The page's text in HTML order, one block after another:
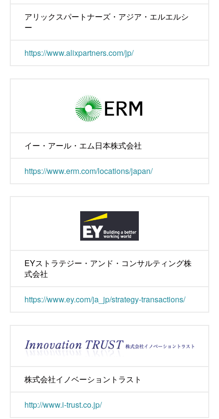
アリックスパートナーズ・アジア・エルエルシ
ー
https://www.alixpartners.com/jp/
イー・アール・エム日本株式会社
https://www.erm.com/locations/japan/
EYストラテジー・アンド・コンサルティング株
式会社
https://www.ey.com/ja_jp/strategy-transactions/
株式会社イノベーショントラスト
http://www.i-trust.co.jp/